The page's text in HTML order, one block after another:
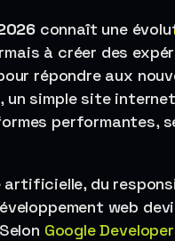
connaît une
à créer des
répondre aux
un simple site
performantes,
artificielle, du
web
Google